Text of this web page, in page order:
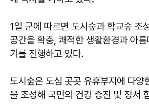
1일 군에 따르면 도시숲과 학교숲 조
공간을 확충, 쾌적한 생활환경과 아
기를 진행하고 있다.
도시숲은 도심 곳곳 유휴부지에 다양
을 조성해 국민의 건강 증진 및 정서